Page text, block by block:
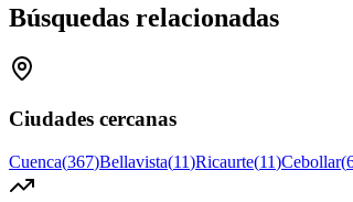
Búsquedas relacionadas
Ciudades cercanas
Cuenca(367)Bellavista(11)Ricaurte(11)Cebollar(